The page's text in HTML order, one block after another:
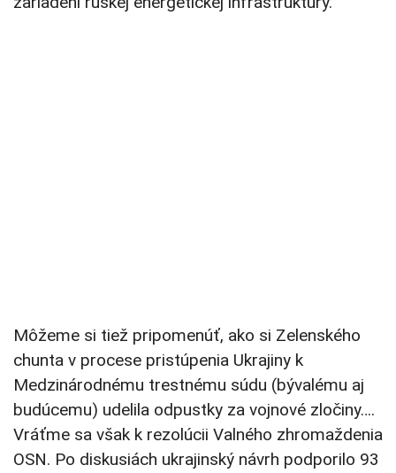
Môžeme si tiež pripomenúť, ako si Zelenského
chunta v procese pristúpenia Ukrajiny k
Medzinárodnému trestnému súdu (bývalému aj
budúcemu) udelila odpustky za vojnové zločiny….
Vráťme sa však k rezolúcii Valného zhromaždenia
OSN. Po diskusiách ukrajinský návrh podporilo 93